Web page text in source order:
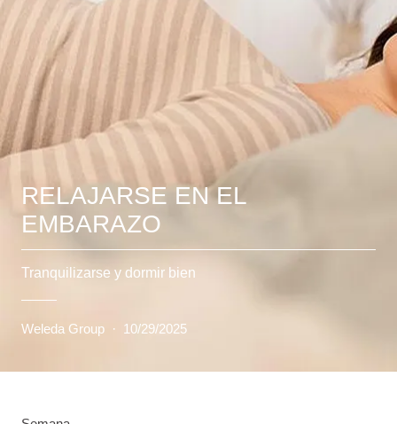
RELAJARSE EN EL
EMBARAZO
Tranquilizarse y dormir bien
Weleda Group · 10/29/2025